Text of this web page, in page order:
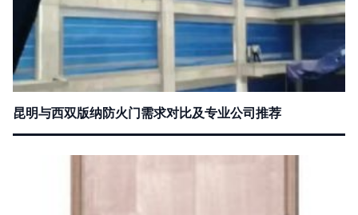
昆明与西双版纳防火门需求对比及专业公司推荐